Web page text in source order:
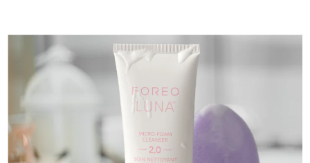
LUNA™ 4 Men
For men, anti-aging massage
LUNA™ 4 mini
For young skin, T-zone
BEAR™ 2 eyes & lips
Microcurrent line smoothing device
面部提拉護理
Premium anti-aging skincare
UFO™ 3 LED
Near-infrared and red light therapy
UFO™ 3 mini
Red light therapy device for young skin
issa™ 4 plus
Smart hybrid silicone sonic toothbrush
issa™ 4 smile
Hybrid silicone sonic toothbrush
抗老
FAQ™ 101
Clinical anti-aging
LED 護理
NEW
FAQ™ 201
加拿大 預計送達日期
智利 預計送達日期
中國 預計送達日期08/08/2026
哥倫比亞 12/08/2026